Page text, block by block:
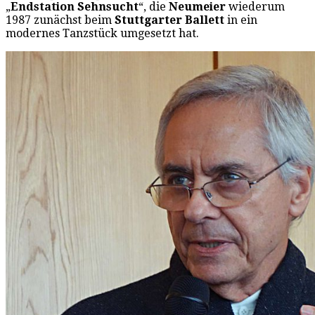
„Endstation Sehnsucht“, die Neumeier wiederum
1987 zunächst beim Stuttgarter Ballett in ein
modernes Tanzstück umgesetzt hat.